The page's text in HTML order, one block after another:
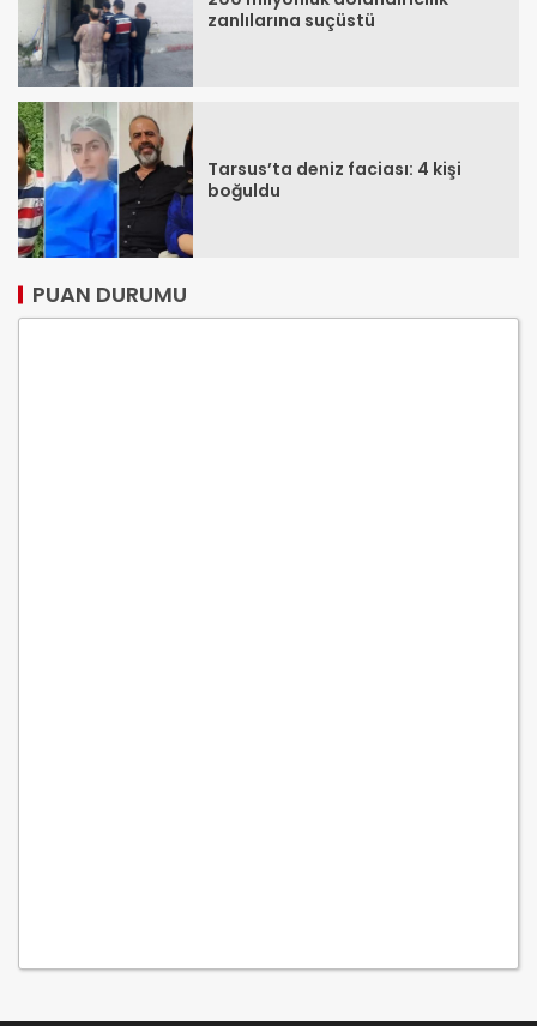
zanlılarına suçüstü
Tarsus’ta deniz faciası: 4 kişi
boğuldu
PUAN DURUMU